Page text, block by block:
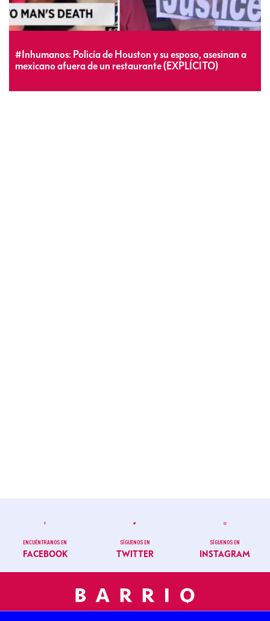
#Inhumanos: Policía de Houston y su esposo, asesinan a
mexicano afuera de un restaurante (EXPLÍCITO)
ENCUÉNTRANOS EN
FACEBOOK
SÍGUENOS EN
TWITTER
SÍGUENOS EN
INSTAGRAM